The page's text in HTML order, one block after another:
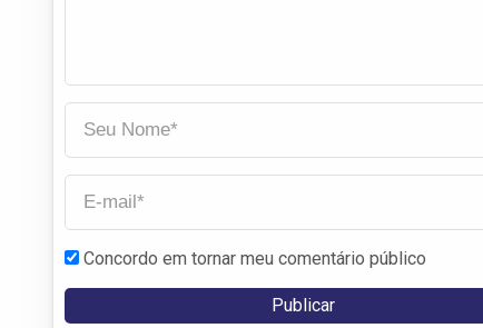
Concordo em tornar meu comentário público